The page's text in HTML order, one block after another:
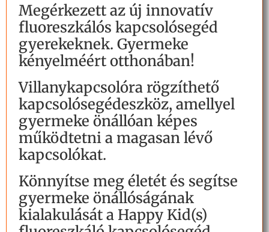
Megérkezett az új innovatív
fluoreszkálós kapcsolósegéd
gyerekeknek. Gyermeke
kényelméért otthonában!
Villanykapcsolóra rögzíthető
kapcsolósegédeszköz, amellyel
gyermeke önállóan képes
működtetni a magasan lévő
kapcsolókat.
Könnyítse meg életét és segítse
gyermeke önállóságának
kialakulását a Happy Kid(s)